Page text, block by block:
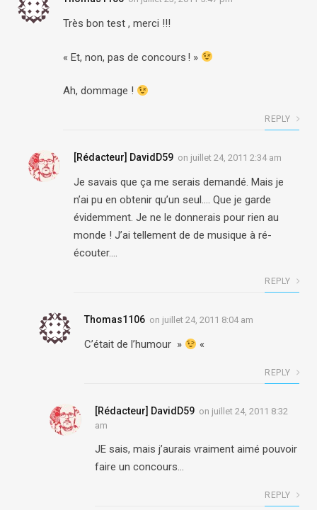
Très bon test , merci !!!
« Et, non, pas de concours ! »
Ah, dommage !
REPLY
[Rédacteur] DavidD59 on juillet 24, 2011 2:34 am
Je savais que ça me serais demandé. Mais je
n’ai pu en obtenir qu’un seul…. Que je garde
évidemment. Je ne le donnerais pour rien au
monde ! J’ai tellement de de musique à ré-
écouter….
REPLY
Thomas1106 on juillet 24, 2011 8:04 am
C’était de l’humour » «
REPLY
[Rédacteur] DavidD59 on juillet 24, 2011 8:32
am
JE sais, mais j’aurais vraiment aimé pouvoir
faire un concours…
REPLY